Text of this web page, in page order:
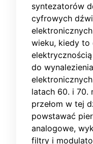
syntezatorów
cyfrowych
wieku, kiedy to
do
latach 60. i 70.
przełom w tej
powstawać
analogowe,
filtry i